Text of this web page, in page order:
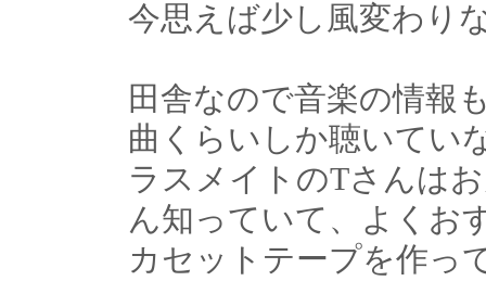
今思えば少し風変わり
田舎なので音楽の情報
曲くらいしか聴いてい
ラスメイトのTさんは
ん知っていて、よくお
カセットテープを作っ